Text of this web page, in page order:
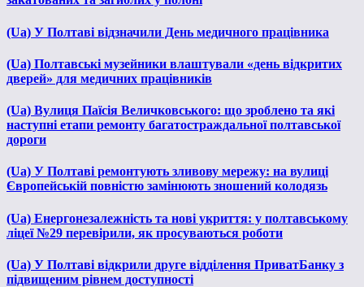
(Ua) У Полтаві відзначили День медичного працівника
(Ua) Полтавські музейники влаштували «день відкритих
дверей» для медичних працівників
(Ua) Вулиця Паїсія Величковського: що зроблено та які
наступні етапи ремонту багатостраждальної полтавської
дороги
(Ua) У Полтаві ремонтують зливову мережу: на вулиці
Європейській повністю замінюють зношений колодязь
(Ua) Енергонезалежність та нові укриття: у полтавському
ліцеї №29 перевірили, як просуваються роботи
(Ua) У Полтаві відкрили друге відділення ПриватБанку з
підвищеним рівнем доступності